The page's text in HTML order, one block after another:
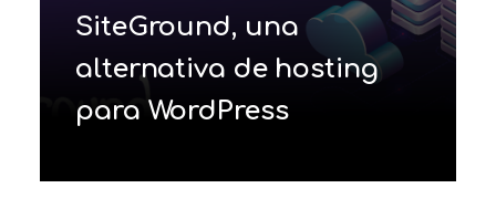
SiteGround, una
alternativa de hosting
para WordPress